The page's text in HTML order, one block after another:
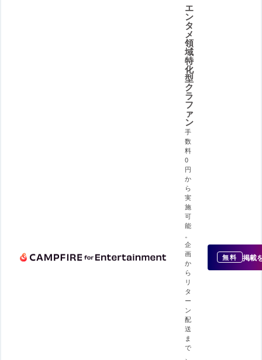
エ
ン
タ
メ
領
域
特
化
型
ク
ラ
フ
ァ
ン
手
数
料
0
円
か
ら
実
施
可
能
企
画
か
ら
リ
タ
ー
ン
配
送
ま
で
無料 掲載